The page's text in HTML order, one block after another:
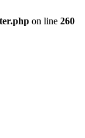
on line 260